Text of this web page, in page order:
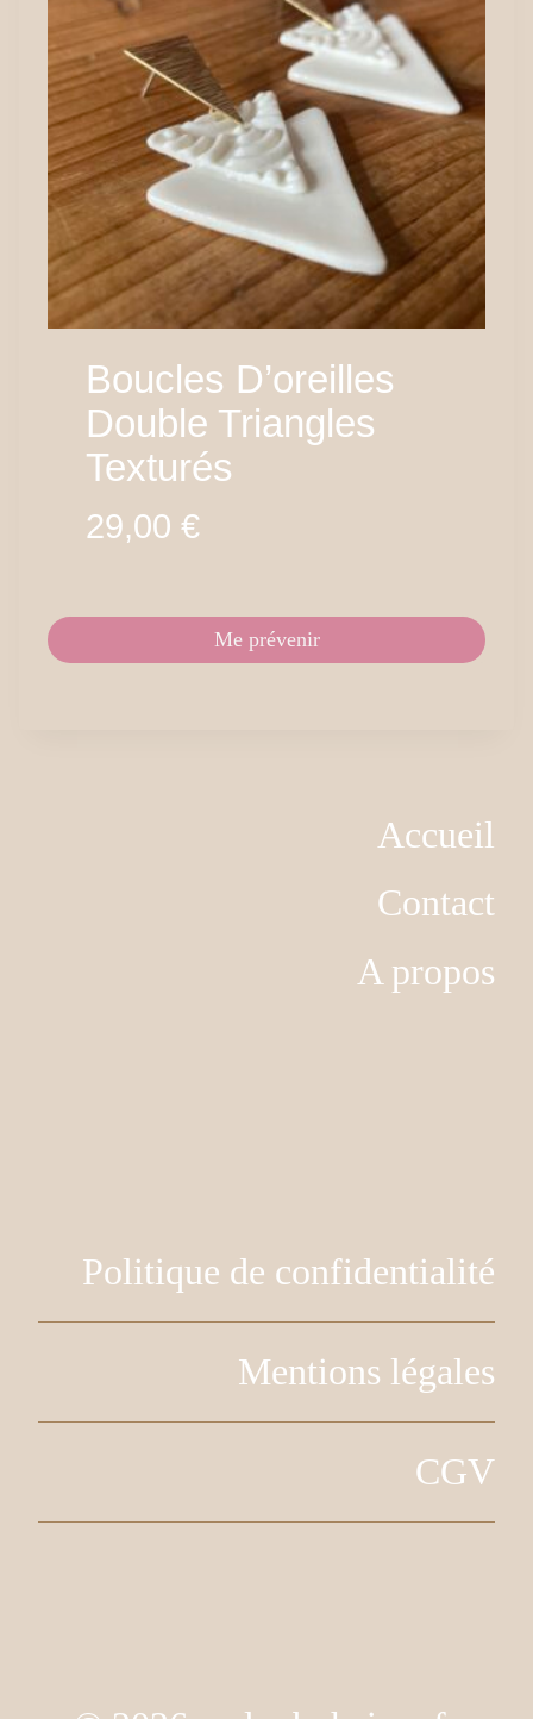
Boucles D’oreilles
Double Triangles
Texturés
29,00 €
Me prévenir
Accueil
Contact
A propos
Politique de confidentialité
Mentions légales
CGV